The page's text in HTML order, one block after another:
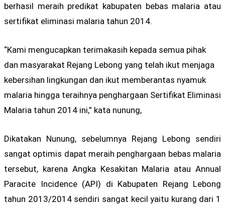
berhasil meraih predikat kabupaten bebas malaria atau
sertifikat eliminasi malaria tahun 2014.
“Kami mengucapkan terimakasih kepada semua pihak
dan masyarakat Rejang Lebong yang telah ikut menjaga
kebersihan lingkungan dan ikut memberantas nyamuk
malaria hingga teraihnya penghargaan Sertifikat Eliminasi
Malaria tahun 2014 ini,” kata nunung,
Dikatakan Nunung, sebelumnya Rejang Lebong sendiri
sangat optimis dapat meraih penghargaan bebas malaria
tersebut, karena Angka Kesakitan Malaria atau Annual
Paracite Incidence (API) di Kabupaten Rejang Lebong
tahun 2013/2014 sendiri sangat kecil yaitu kurang dari 1